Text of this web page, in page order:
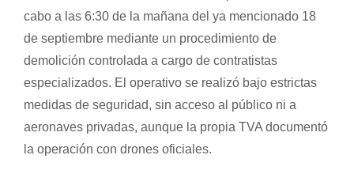
cabo a las 6:30 de la mañana del ya mencionado 18
de septiembre mediante un procedimiento de
demolición controlada a cargo de contratistas
especializados. El operativo se realizó bajo estrictas
medidas de seguridad, sin acceso al público ni a
aeronaves privadas, aunque la propia TVA documentó
la operación con drones oficiales.